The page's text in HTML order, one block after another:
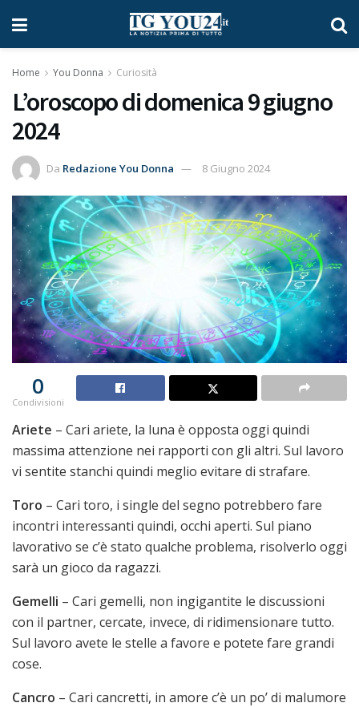
Home You Donna Curiosità
L’oroscopo di domenica 9 giugno
2024
Da Redazione You Donna 8 Giugno 2024
0
Condivisioni
Ariete – Cari ariete, la luna è opposta oggi quindi
massima attenzione nei rapporti con gli altri. Sul lavoro
vi sentite stanchi quindi meglio evitare di strafare.
Toro – Cari toro, i single del segno potrebbero fare
incontri interessanti quindi, occhi aperti. Sul piano
lavorativo se c’è stato qualche problema, risolverlo oggi
sarà un gioco da ragazzi.
Gemelli – Cari gemelli, non ingigantite le discussioni
con il partner, cercate, invece, di ridimensionare tutto.
Sul lavoro avete le stelle a favore e potete fare grandi
cose.
Cancro – Cari cancretti, in amore c’è un po’ di malumore